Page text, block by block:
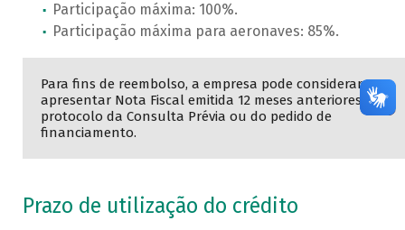
Participação máxima: 100%.
Participação máxima para aeronaves: 85%.
Para fins de reembolso, a empresa pode considerar
apresentar Nota Fiscal emitida 12 meses anteriores ao
protocolo da Consulta Prévia ou do pedido de
financiamento.
Prazo de utilização do crédito